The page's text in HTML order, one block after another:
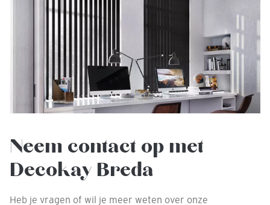
Neem contact op met
Decokay Breda
Heb je vragen of wil je meer weten over onze